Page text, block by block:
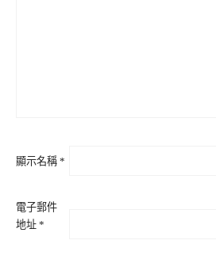
顯示名稱 *
電子郵件
地址 *